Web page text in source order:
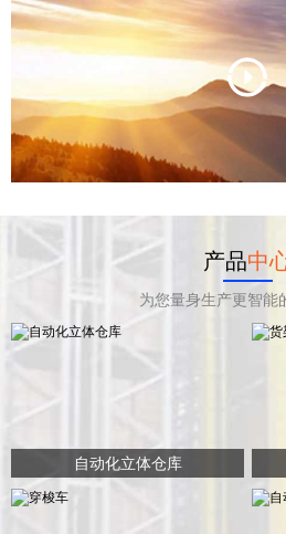
产品中
为您量身生产更智能
自动化立体仓库